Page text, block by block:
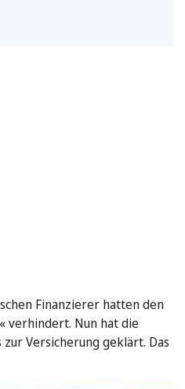
Finanzierer hatten den
verhindert. Nun hat die
Versicherung geklärt. Das